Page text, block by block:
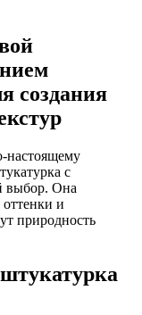
создания
настоящему
с
выбор. Она
оттенки и
природность